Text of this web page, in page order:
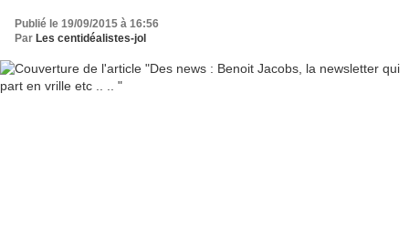
Publié le 19/09/2015 à 16:56
Par Les centidéalistes-jol